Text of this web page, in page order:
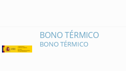
BONO TÉRMICO
BONO TÉRMICO